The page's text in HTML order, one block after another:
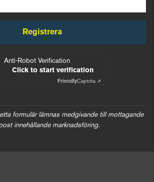
Registrera
Anti-Robot Verification
Click to start verification
FriendlyCaptcha ⇗
formulär lämnas medgivande till mottagande
innehållande marknadsföring.